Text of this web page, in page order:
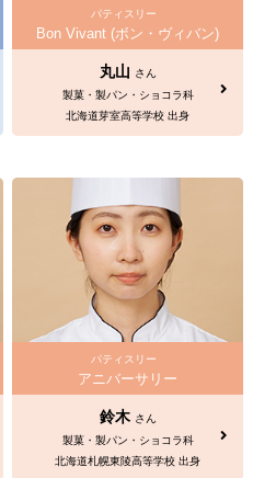
パティスリー
Bon Vivant (ボン・ヴィバン)
丸山 さん
製菓・製パン・ショコラ科
北海道芽室高等学校 出身
パティスリー
アニバーサリー
鈴木 さん
製菓・製パン・ショコラ科
北海道札幌東陵高等学校 出身